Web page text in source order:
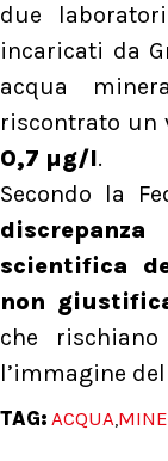
due
incaricati da
acqua
riscontrato un
0,7 µg/l.
Secondo la
scientifica
non
che
l’immagine
TAG: ACQUA,